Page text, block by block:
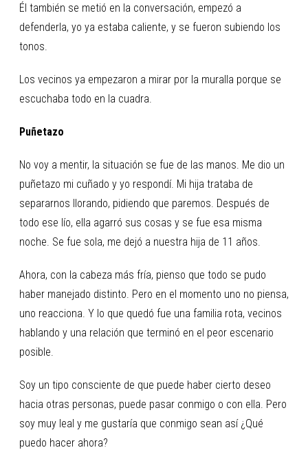
Él también se metió en la conversación, empezó a
defenderla, yo ya estaba caliente, y se fueron subiendo los
tonos.
Los vecinos ya empezaron a mirar por la muralla porque se
escuchaba todo en la cuadra.
Puñetazo
No voy a mentir, la situación se fue de las manos. Me dio un
puñetazo mi cuñado y yo respondí. Mi hija trataba de
separarnos llorando, pidiendo que paremos. Después de
todo ese lío, ella agarró sus cosas y se fue esa misma
noche. Se fue sola, me dejó a nuestra hija de 11 años.
Ahora, con la cabeza más fría, pienso que todo se pudo
haber manejado distinto. Pero en el momento uno no piensa,
uno reacciona. Y lo que quedó fue una familia rota, vecinos
hablando y una relación que terminó en el peor escenario
posible.
Soy un tipo consciente de que puede haber cierto deseo
hacia otras personas, puede pasar conmigo o con ella. Pero
soy muy leal y me gustaría que conmigo sean así ¿Qué
puedo hacer ahora?